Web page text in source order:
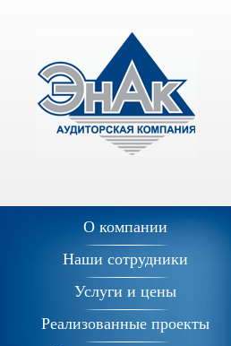
О компании
Наши сотрудники
Услуги и цены
Реализованные проекты